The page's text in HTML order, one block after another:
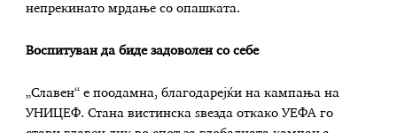
непрекинато мрдање со опашката.
Воспитуван да биде задоволен со себе
„Славен“ е поодамна, благодарејќи на кампања на
УНИЦЕФ. Стана вистинска ѕвезда откако УЕФА го